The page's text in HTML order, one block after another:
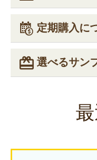
定期購入に
選べるサン